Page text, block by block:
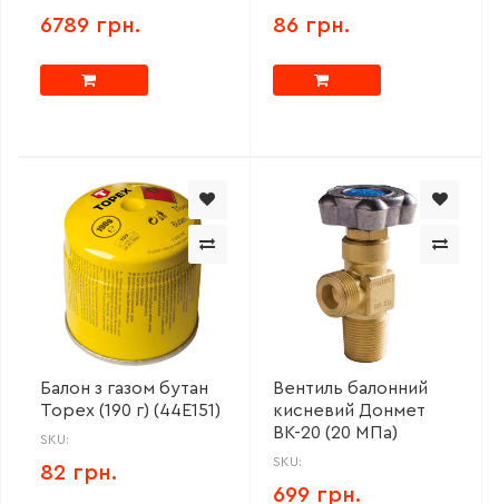
6789 грн. 86 грн.
Балон з газом бутан
Topex (190 г) (44E151)
SKU:
82 грн.
Вентиль балонний
кисневий Донмет
ВК-20 (20 МПа)
SKU:
699 грн.